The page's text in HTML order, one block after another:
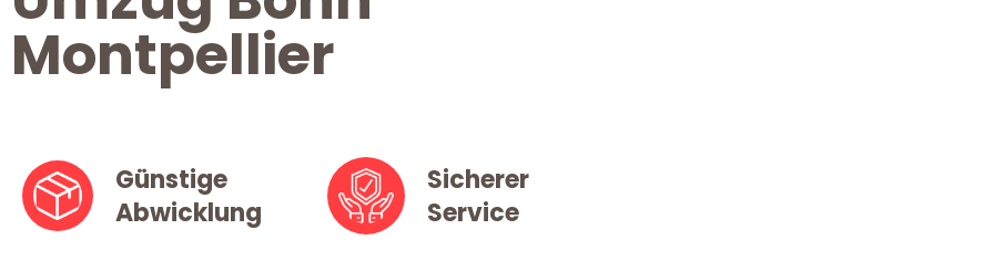
Montpellier
Günstige
Abwicklung
Sicherer
Service